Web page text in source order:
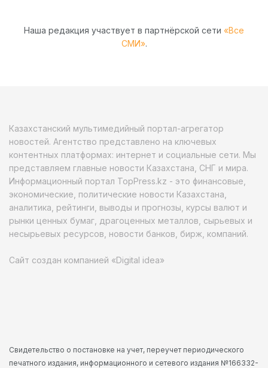
Наша редакция участвует в партнёрской сети «Все
СМИ».
Казахстанский мультимедийный портал-агрегатор
новостей. Агентство представлено на ключевых
контентных платформах: интернет и социальные сети. Мы
представляем главные новости Казахстана, СНГ и мира.
Информационный портал TopPress.kz - это финансовые,
экономические, политические новости Казахстана,
аналитика, рейтинги, выводы и прогнозы, курсы валют и
рынки ценных бумаг, драгоценных металлов, сырьевых и
несырьевых ресурсов, новости банков, бирж, компаний.
Сайт создан компанией «Digital idea»
Свидетельство о постановке на учет, переучет периодического
печатного издания, информационного и сетевого издания №166332-